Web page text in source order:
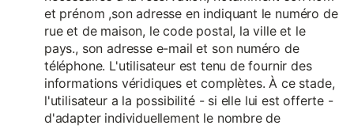
et prénom ,son adresse en indiquant le numéro de
rue et de maison, le code postal, la ville et le
pays., son adresse e-mail et son numéro de
téléphone. L'utilisateur est tenu de fournir des
informations véridiques et complètes. À ce stade,
l'utilisateur a la possibilité - si elle lui est offerte -
d'adapter individuellement le nombre de